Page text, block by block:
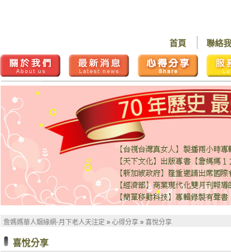
聯絡
首頁
詹媽媽華人姻緣網-月下老人天注定 » 心得分享 » 喜悅分享
喜悅分享